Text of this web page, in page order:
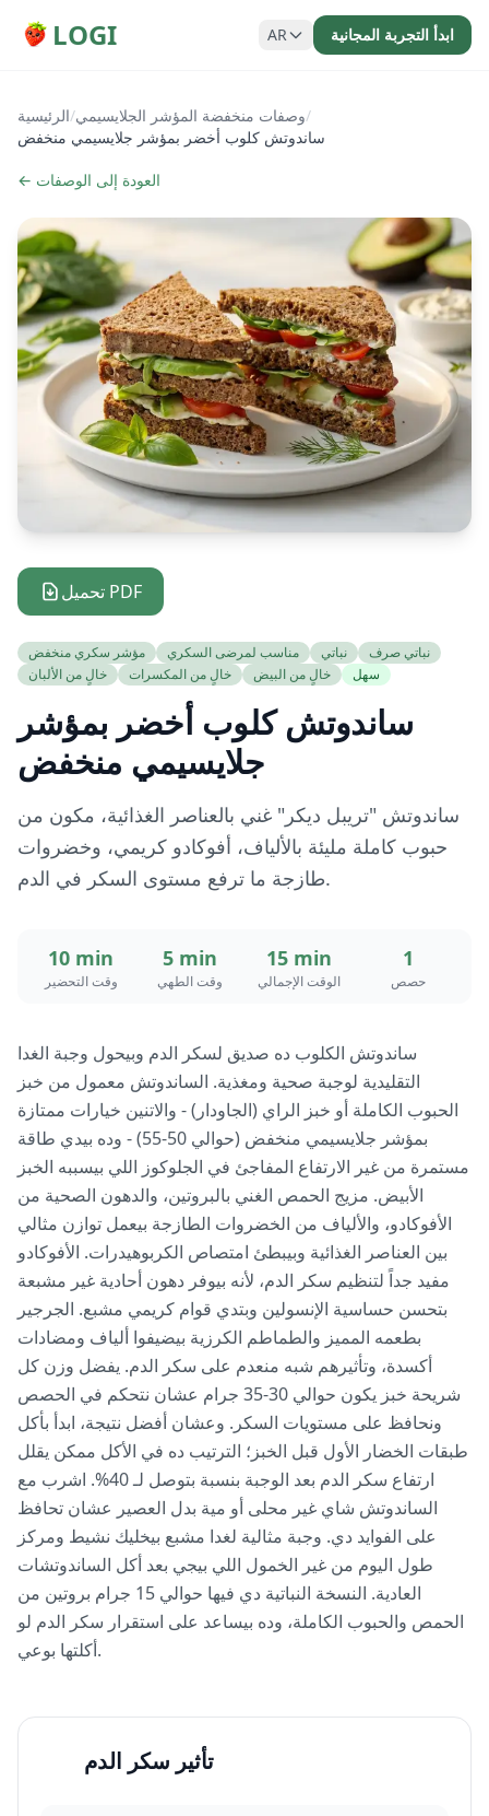
LOGI AR ابدأ التجربة المجانية
الرئيسية/وصفات منخفضة المؤشر الجلايسيمي/
ساندوتش كلوب أخضر بمؤشر جلايسيمي منخفض
← العودة إلى الوصفات
تحميل PDF
مؤشر سكري منخفض مناسب لمرضى السكري نباتي
نباتي صرف
خالٍ من الألبان
خالٍ من المكسرات خالٍ من البيض سهل
ساندوتش كلوب أخضر بمؤشر
جلايسيمي منخفض
ساندوتش "تريبل ديكر" غني بالعناصر الغذائية، مكون من
حبوب كاملة مليئة بالألياف، أفوكادو كريمي، وخضروات
طازجة ما ترفع مستوى السكر في الدم.
10 min
وقت التحضير
5 min
وقت الطهي
15 min
الوقت الإجمالي
1
حصص
ساندوتش الكلوب ده صديق لسكر الدم وبيحول وجبة الغدا
التقليدية لوجبة صحية ومغذية. الساندوتش معمول من خبز
الحبوب الكاملة أو خبز الراي (الجاودار) - والاتنين خيارات ممتازة
بمؤشر جلايسيمي منخفض (حوالي 50-55) - وده بيدي طاقة
مستمرة من غير الارتفاع المفاجئ في الجلوكوز اللي بيسببه الخبز
الأبيض. مزيج الحمص الغني بالبروتين، والدهون الصحية من
الأفوكادو، والألياف من الخضروات الطازجة بيعمل توازن مثالي
بين العناصر الغذائية وبيبطئ امتصاص الكربوهيدرات. الأفوكادو
مفيد جداً لتنظيم سكر الدم، لأنه بيوفر دهون أحادية غير مشبعة
بتحسن حساسية الإنسولين وبتدي قوام كريمي مشبع. الجرجير
بطعمه المميز والطماطم الكرزية بيضيفوا ألياف ومضادات
أكسدة، وتأثيرهم شبه منعدم على سكر الدم. يفضل وزن كل
شريحة خبز يكون حوالي 30-35 جرام عشان نتحكم في الحصص
ونحافظ على مستويات السكر. وعشان أفضل نتيجة، ابدأ بأكل
طبقات الخضار الأول قبل الخبز؛ الترتيب ده في الأكل ممكن يقلل
ارتفاع سكر الدم بعد الوجبة بنسبة بتوصل لـ 40%. اشرب مع
الساندوتش شاي غير محلى أو مية بدل العصير عشان تحافظ
على الفوايد دي. وجبة مثالية لغدا مشبع بيخليك نشيط ومركز
طول اليوم من غير الخمول اللي بيجي بعد أكل الساندوتشات
العادية. النسخة النباتية دي فيها حوالي 15 جرام بروتين من
الحمص والحبوب الكاملة، وده بيساعد على استقرار سكر الدم لو
أكلتها بوعي.
تأثير سكر الدم